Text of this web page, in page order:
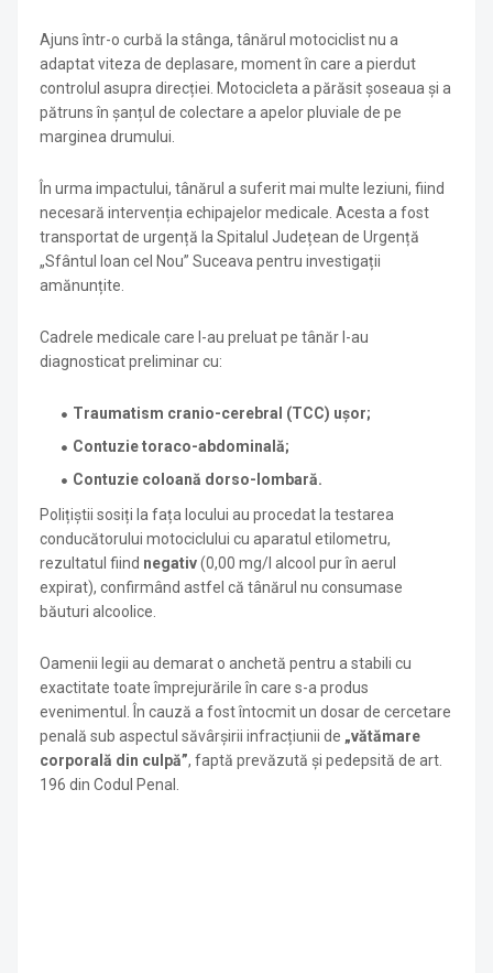
Ajuns într-o curbă la stânga, tânărul motociclist nu a
adaptat viteza de deplasare, moment în care a pierdut
controlul asupra direcției. Motocicleta a părăsit șoseaua și a
pătruns în șanțul de colectare a apelor pluviale de pe
marginea drumului.
În urma impactului, tânărul a suferit mai multe leziuni, fiind
necesară intervenția echipajelor medicale. Acesta a fost
transportat de urgență la Spitalul Județean de Urgență
„Sfântul Ioan cel Nou” Suceava pentru investigații
amănunțite.
Cadrele medicale care l-au preluat pe tânăr l-au
diagnosticat preliminar cu:
Traumatism cranio-cerebral (TCC) ușor;
Contuzie toraco-abdominală;
Contuzie coloană dorso-lombară.
Polițiștii sosiți la fața locului au procedat la testarea
conducătorului motociclului cu aparatul etilometru,
rezultatul fiind negativ(0,00 mg/l alcool pur în aerul
expirat), confirmând astfel că tânărul nu consumase
băuturi alcoolice.
Oamenii legii au demarat o anchetă pentru a stabili cu
exactitate toate împrejurările în care s-a produs
evenimentul. În cauză a fost întocmit un dosar de cercetare
penală sub aspectul săvârșirii infracțiunii de „vătămare
corporală din culpă”, faptă prevăzută și pedepsită de art.
196 din Codul Penal.